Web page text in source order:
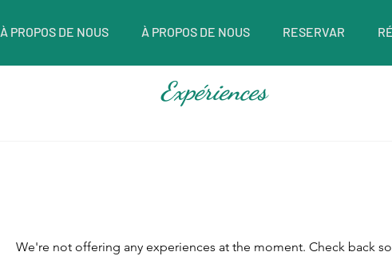
À PROPOS DE NOUS À PROPOS DE NOUS RESERVAR
Expériences
We're not offering any experiences at the moment. Check back